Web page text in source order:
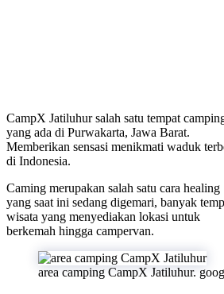
CampX Jatiluhur salah satu tempat
yang ada di Purwakarta, Jawa Barat.
Memberikan sensasi menikmati waduk
di Indonesia.
Caming merupakan salah satu cara healing
yang saat ini sedang digemari, banyak
wisata yang menyediakan lokasi untuk
berkemah hingga campervan.
area camping CampX Jatiluhur.